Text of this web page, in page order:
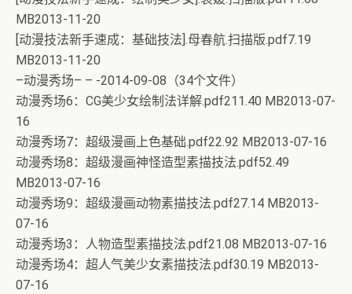
MB2013-11-20
[动漫技法新手速成：基础技法].母春航.扫描版.pdf7.19
MB2013-11-20
–动漫秀场– – -2014-09-08（34个文件）
动漫秀场6：CG美少女绘制法详解.pdf211.40 MB2013-07-
16
动漫秀场7：超级漫画上色基础.pdf22.92 MB2013-07-16
动漫秀场8：超级漫画神怪造型素描技法.pdf52.49
MB2013-07-16
动漫秀场9：超级漫画动物素描技法.pdf27.14 MB2013-
07-16
动漫秀场3：人物造型素描技法.pdf21.08 MB2013-07-16
动漫秀场4：超人气美少女素描技法.pdf30.19 MB2013-
07-16